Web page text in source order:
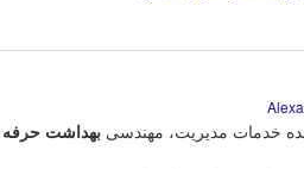
خدمات مدیریت، مهندسی بهداشت حرفه